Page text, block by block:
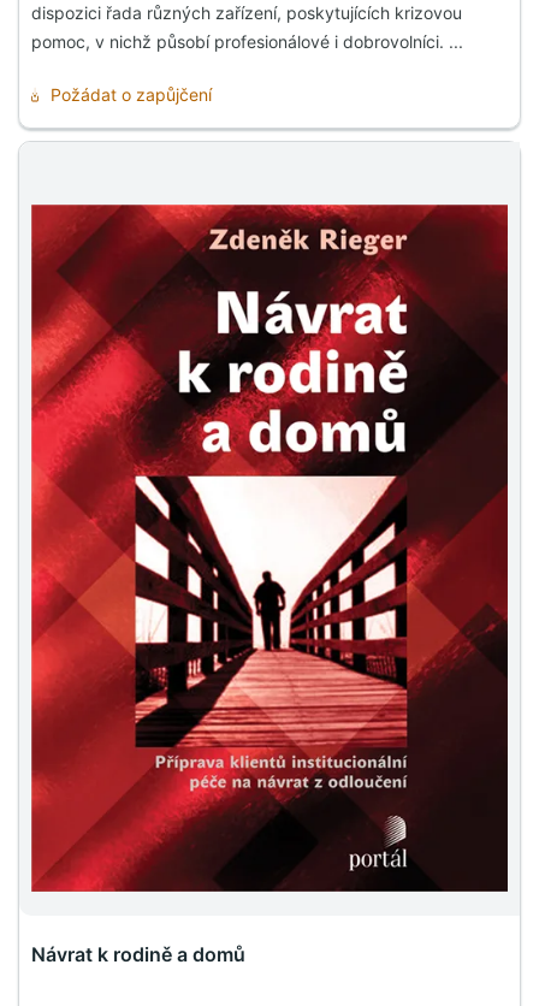
dispozici řada různých zařízení, poskytujících krizovou
pomoc, v nichž působí profesionálové i dobrovolníci. ...
Požádat o zapůjčení
Návrat k rodině a domů